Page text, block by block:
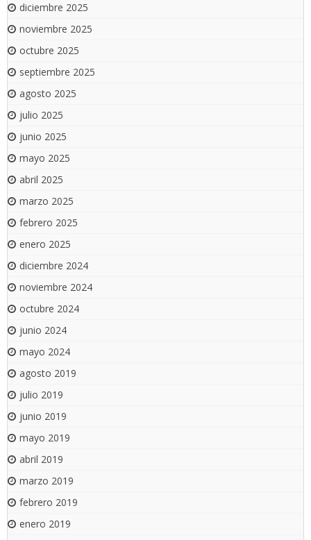
diciembre 2025
noviembre 2025
octubre 2025
septiembre 2025
agosto 2025
julio 2025
junio 2025
mayo 2025
abril 2025
marzo 2025
febrero 2025
enero 2025
diciembre 2024
noviembre 2024
octubre 2024
junio 2024
mayo 2024
agosto 2019
julio 2019
junio 2019
mayo 2019
abril 2019
marzo 2019
febrero 2019
enero 2019